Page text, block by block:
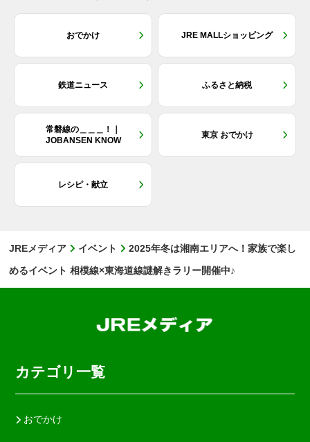
おでかけ JRE MALLショッピング
鉄道ニュース ふるさと納税
常磐線の＿＿＿！｜
JOBANSEN KNOW
東京 おでかけ
レシピ・献立
JREメディア イベント
2025年冬は湘南エリアへ！家族で楽し
めるイベント 相模線×東海道線謎解きラリー開催中♪
カテゴリ一覧
おでかけ